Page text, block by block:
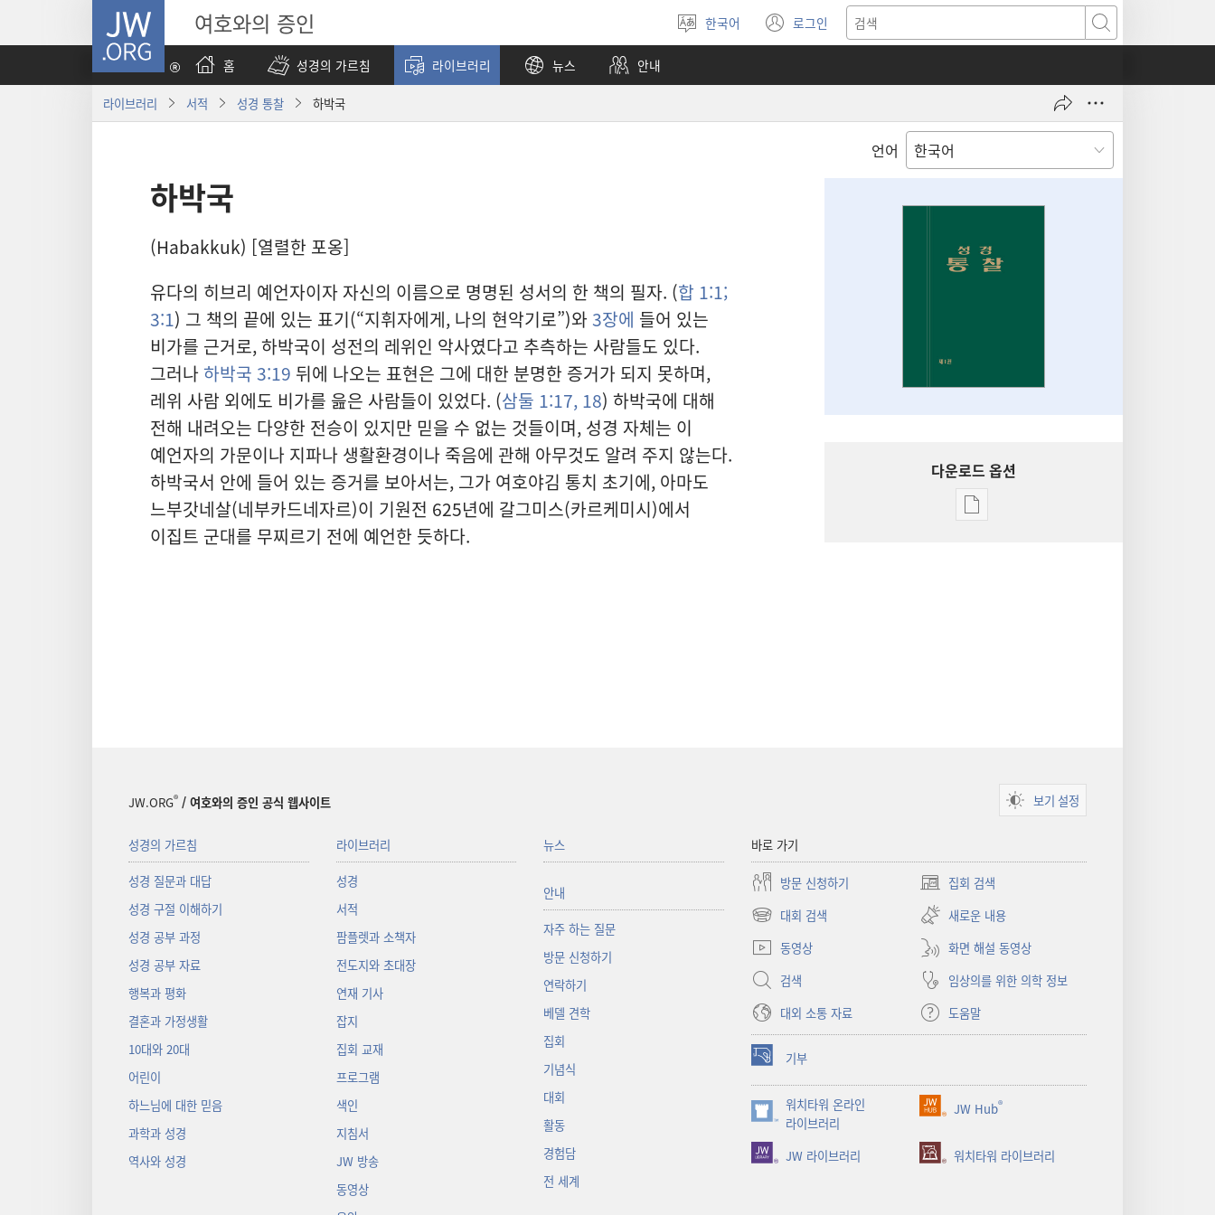
JW.ORG 여호와의 증인
언어
선택
한국어 로그인
(새로운
창
검색
홈
성경의 가르침 라이브러리 뉴스 안내
라이브러리 서적 성경 통찰 하박국
언어
하박국
(Habakkuk) [열렬한 포옹]
유다의 히브리 예언자이자 자신의 이름으로 명명된 성서의 한 책의 필자. (합 1:1;
3:1) 그 책의 끝에 있는 표기(“지휘자에게, 나의 현악기로”)와 3장에 들어 있는
비가를 근거로, 하박국이 성전의 레위인 악사였다고 추측하는 사람들도 있다.
그러나하박국 3:19 뒤에 나오는 표현은 그에 대한 분명한 증거가 되지 못하며,
레위 사람 외에도 비가를 읊은 사람들이 있었다. (삼둘 1:17, 18) 하박국에 대해
전해 내려오는 다양한 전승이 있지만 믿을 수 없는 것들이며, 성경 자체는 이
예언자의 가문이나 지파나 생활환경이나 죽음에 관해 아무것도 알려 주지 않는다.
하박국서 안에 들어 있는 증거를 보아서는, 그가 여호야김 통치 초기에, 아마도
느부갓네살(네부카드네자르)이 기원전 625년에 갈그미스(카르케미시)에서
이집트 군대를 무찌르기 전에 예언한 듯하다.
다운로드 옵션
출판물
JW.ORG® / 여호와의 증인 공식 웹사이트 보기 설정
성경의 가르침
성경 질문과 대답
성경 구절 이해하기
성경 공부 과정
성경 공부 자료
행복과 평화
결혼과 가정생활
10대와 20대
어린이
하느님에 대한 믿음
과학과 성경
역사와 성경
라이브러리
성경
서적
팜플렛과 소책자
전도지와 초대장
연재 기사
잡지
집회 교재
프로그램
색인
지침서
JW 방송
동영상
뉴스
안내
자주 하는 질문
방문 신청하기
연락하기
베델 견학
집회
기념식
대회
활동
경험담
전 세계
바로 가기
방문 신청하기 집회 검색
(새로운
창
열기)
대회 검색
(새로운
창
새로운 내용
동영상
화면 해설 동영상
검색
임상의를 위한 의학 정보
대외 소통 자료
도움말
기부
(새로운
창
열기)
워치타워 온라인
라이브러리
(새로운
창
열기)
JW Hub®
(새로운
열기)
JW 라이브러리 워치타워 라이브러리